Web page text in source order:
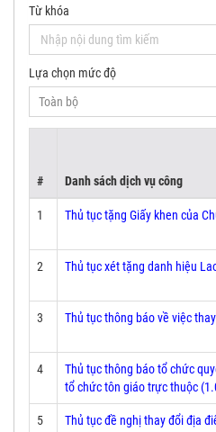
Từ khóa
Lựa chọn mức độ
# Danh sách dịch vụ công
1 Thủ tục tặng Giấy khen của
2 Thủ tục xét tặng danh hiệu
3 Thủ tục thông báo về việc
4
Thủ tục thông báo tổ chức
tổ chức tôn giáo trực thuộc
5
Thủ tục đề nghị thay đổi địa